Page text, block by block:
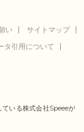
い
サイトマップ
タ引用について
いる株式会社Speeeが